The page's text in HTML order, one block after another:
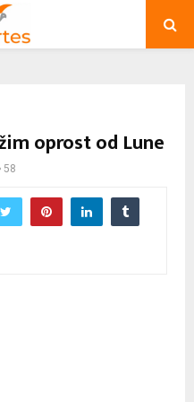
oprost od Lune
58